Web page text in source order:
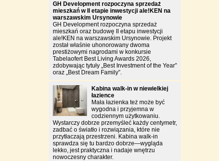
GH Development rozpoczyna sprzedaż
mieszkań w II etapie inwestycji ale!KEN na
warszawskim Ursynowie
GH Development rozpoczyna sprzedaż
mieszkań oraz budowę II etapu inwestycji
ale!KEN na warszawskim Ursynowie. Projekt
został właśnie uhonorowany dwoma
prestiżowymi nagrodami w konkursie
Tabelaofert Best Living Awards 2026,
zdobywając tytuły „Best Investment of the Year”
oraz „Best Dream Family”.
Kabina walk-in w niewielkiej
łazience
Mała łazienka też może być
wygodna i przyjemna w
codziennym użytkowaniu.
Wystarczy dobrze przemyśleć każdy centymetr,
zadbać o światło i rozwiązania, które nie
przytłaczają przestrzeni. Kabina walk-in
sprawdza się tu bardzo dobrze—wygląda
lekko, jest praktyczna i nadaje wnętrzu
nowoczesny charakter.